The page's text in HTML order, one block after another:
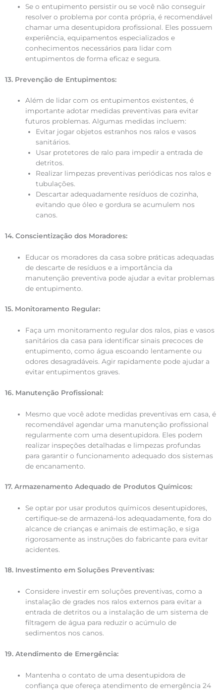
Se o entupimento persistir ou se você não conseguir
resolver o problema por conta própria, é recomendável
chamar uma desentupidora profissional. Eles possuem
experiência, equipamentos especializados e
conhecimentos necessários para lidar com
entupimentos de forma eficaz e segura.
13. Prevenção de Entupimentos:
Além de lidar com os entupimentos existentes, é
importante adotar medidas preventivas para evitar
futuros problemas. Algumas medidas incluem:
Evitar jogar objetos estranhos nos ralos e vasos
sanitários.
Usar protetores de ralo para impedir a entrada de
detritos.
Realizar limpezas preventivas periódicas nos ralos e
tubulações.
Descartar adequadamente resíduos de cozinha,
evitando que óleo e gordura se acumulem nos
canos.
14. Conscientização dos Moradores:
Educar os moradores da casa sobre práticas adequadas
de descarte de resíduos e a importância da
manutenção preventiva pode ajudar a evitar problemas
de entupimento.
15. Monitoramento Regular:
Faça um monitoramento regular dos ralos, pias e vasos
sanitários da casa para identificar sinais precoces de
entupimento, como água escoando lentamente ou
odores desagradáveis. Agir rapidamente pode ajudar a
evitar entupimentos graves.
16. Manutenção Profissional:
Mesmo que você adote medidas preventivas em casa, é
recomendável agendar uma manutenção profissional
regularmente com uma desentupidora. Eles podem
realizar inspeções detalhadas e limpezas profundas
para garantir o funcionamento adequado dos sistemas
de encanamento.
17. Armazenamento Adequado de Produtos Químicos:
Se optar por usar produtos químicos desentupidores,
certifique-se de armazená-los adequadamente, fora do
alcance de crianças e animais de estimação, e siga
rigorosamente as instruções do fabricante para evitar
acidentes.
18. Investimento em Soluções Preventivas:
Considere investir em soluções preventivas, como a
instalação de grades nos ralos externos para evitar a
entrada de detritos ou a instalação de um sistema de
filtragem de água para reduzir o acúmulo de
sedimentos nos canos.
19. Atendimento de Emergência:
Mantenha o contato de uma desentupidora de
confiança que ofereça atendimento de emergência 24